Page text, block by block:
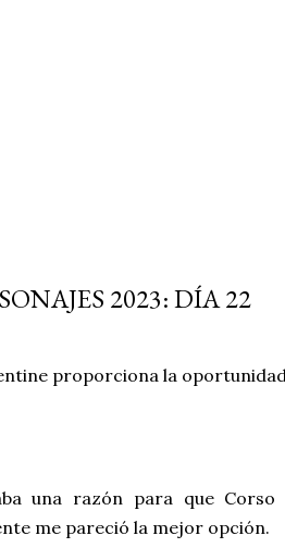
2023: DÍA 22
proporciona la
una razón para que Corso
me pareció la mejor opción.